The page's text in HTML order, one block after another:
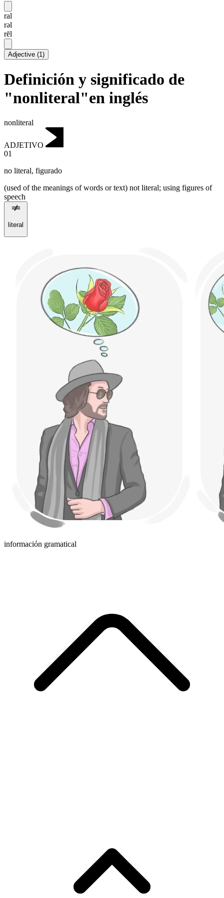
ral
rəl
rēl
Adjective (1)
Definición y significado de
"nonliteral"en inglés
nonliteral
ADJETIVO
01
no literal, figurado
(used of the meanings of words or text) not literal; using figures of
speech
literal
información gramatical